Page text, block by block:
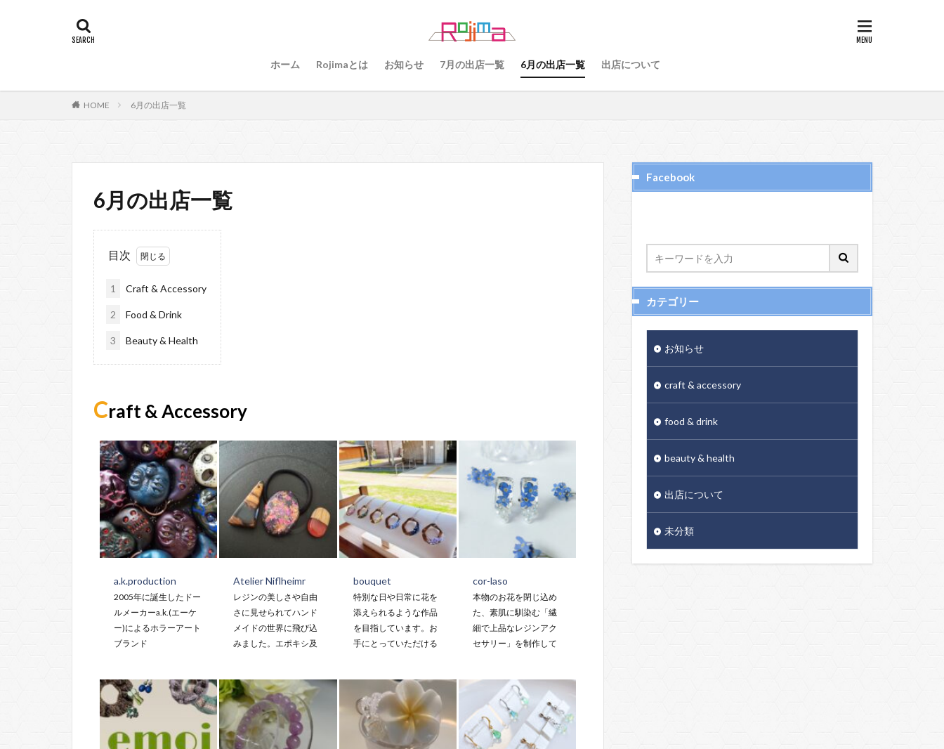
ホーム Rojimaとは お知らせ 7月の出店一覧 6月の出店一覧 出店について
HOME 6月の出店一覧
6月の出店一覧
目次
1 Craft & Accessory
2 Food & Drink
3 Beauty & Health
Craft & Accessory
a.k.production
2005年に誕生したドー
ルメーカーa.k.(エーケ
ー)によるホラーアート
ブランド
Atelier Niflheimr
レジンの美しさや自由
さに見せられてハンド
メイドの世界に飛び込
みました。エポキシ及
bouquet
特別な日や日常に花を
添えられるような作品
を目指しています。お
手にとっていただける
cor-laso
本物のお花を閉じ込め
た、素肌に馴染む「繊
細で上品なレジンアク
セサリー」を制作して
Facebook
カテゴリー
お知らせ
craft & accessory
food & drink
beauty & health
出店について
未分類
83 84
60 64